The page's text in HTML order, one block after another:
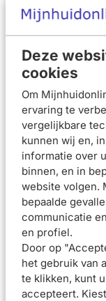
Deze
cookies
Om
ervaring te
vergelijkbare
kunnen wij en,
informatie over
binnen, en in
website volgen.
bepaalde
communicatie
en profiel.
Door op
het gebruik van
te klikken, kunt
accepteert.
wordt snel
en niet-plakkerige
Egaliseert de
Biedt extra
tekenen van
Gebruiksadvies
Breng de
breng het
transpireren en
wordt gehouden.
de mate van
zon, ook al
blootstelling aan
Vermijd contact
vermijd direct
om vlekken te